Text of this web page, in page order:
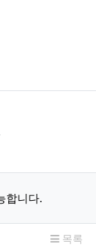
합니다.
목록